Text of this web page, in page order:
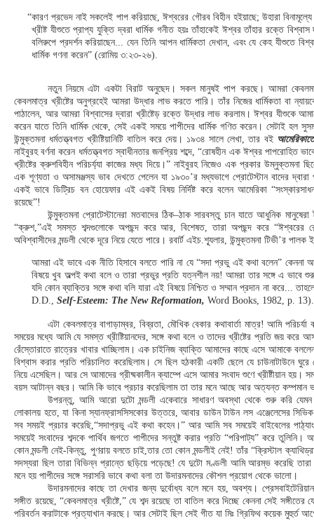
“কারণ প্রভেদ নাই সকলেই পাপ করিয়াছে, ঈশ্বরের গৌরব বিহীন হইয়াছে; উহারা
খ্রীষ্ট যীশুতে প্রাপ্য যুক্তি দ্বরা ধার্মিক গনীত হয়ঃ তাঁহাকেই ঈশ্বর তাঁহার রক্তে বিশ্বাস
বলিরুপে প্রদর্শন করিয়াছেন... যেন তিনি আপন ধার্মিকতা দেখান, এবং যে কেহ যীশুতে
ধার্মিক গণনা করেন” (রোমিয় ৩:২৩-২৬).
নতুন নিয়মে এটা একটা বিরাট অনুছেদ। সকল মানুষই পাপ করছে। আমরা
কেবলমাত্র খ্রীষ্টের অনুগ্রহেই আমরা উদ্ধার লাভ করতে পারি। তাঁর নিজের ধার্মিকতা বা
পাঠালেন, আর আমরা বিশ্বাসের দ্বারা খ্রীষ্টেড় রক্তে উদ্ধার লাভ করলাম। ঈশ্বর যীশুকে
করেন যাতে তিনি ধার্মিক থেকে, সেই একই সময়ে পাপীদের ধার্মিক গণিত করেন। সেটাই হল
উন্মুক্তমনা ধর্মতত্ত্বগত খ্রীষ্টিয়ানিটি বাতিল করে দেয়। ১৯৩৪ সালে লেখা, তার বই
নাইবুরহ বর্ণনা করেন ধর্মতত্ত্বগত স্বাধীনতার জনপ্রিয় শব্দে, “রোষহীন এক ঈশ্বর পাপরোহিত
খ্রীষ্টের ক্রুশবিহীন পরিচর্য্যা কাজের মধ্য দিয়ে।” নাইবুরহ নিজেও এক প্রকার উম্নুক্তমনা
এক শূণ্যতা ও অসামঞ্জস্য ভাব দেখতে পেলেন যা ১৯৩০’র মধ্যভাগে প্রোটেস্টান বাদের
একই ভাবে ডিট্রিচ বন হোয়েফার এই একই বিষয় নির্দিষ্ট করে বলেন আমেরিকা
রয়েছে”!
উন্মুক্তমনা প্রোটেস্টানেরা মতবাদের ঠিক–ঠাক সারবস্তু চান যাতে আধুনিক
“ক্রুশ,”এই সমস্ত শব্দগুলোকে অপছন্দ করে আর, বিশেষত, তারা অপছন্দ করে “ঈশ্বরের
অবিশ্বাসীদের মন্ডলী থেকে দূরে নিয়ে যেতে পারে। রবার্ট এইচ.শ্যূলার, উন্মুক্তমনা টিভী’র পালক
আমরা এই ভাবে এক নীতি হিসাবে বলতে পারি না যে “সদা প্রভু এই কথা বলেন” কেননা
বিষয়ে খুব অল্পই কথা বলে ও তারা প্রভুর প্রতি যত্নশীল নয়! আমরা তার সঙ্গে এ ভাবে
যদি কোন ব্যাক্তির সঙ্গে কথা বলি যারা এই বিষয়ে নিশ্চিত ও সম্মান প্রদান না করে...
D.D., Self-Esteem: The New Reformation, Word Books, 1982, p. 13).
এটা কেবলমাত্র বাগাড়াম্বর, বিব্রতা, মৌখিক বেকার কথাবার্তা মাত্র! আমি
সময়ের মধ্যে আমি যে সমস্ত খ্রীষ্টিয়ানদের, সঙ্গে কথা বলে ও তাদের খ্রীষ্টের প্রতি জয়
রেঁস্তোরাতে রাত্রের খাবার খাচ্ছিলাম। এক চাইনিজ ব্যাক্তি আমাদের কাছে এসে আমাকে
বিশ্বাস করার প্রতি পরিচালিত করেছিলাম। সে ছিল হঠকারী একটি ছেলে যে চাউনাটাউনে
নিয়ে এসেছিল। আর সে আমাদের গ্রীষ্মকালীন ক্যাম্পে এসে আমার সংবাদ শুণে খ্রীষ্টীয়ান হয়।
বয়স আটান্ন বছর। আমি কি ভাবে প্রচার করেছিলাম তা তার মনে আছে আর অত্যন্ত কম্পমান
উপরন্তু, আমি আরো দুটো মন্ডলী একেবারে সাধারণ অবস্থা থেকে শুরু করি যেমন
লোকালয় হতে, যা কিনা স্যানফ্রাসসিসকোর উত্তরে, আবার ডাউন টাউন লস এঞ্জেলেসের
সব সময়ই প্রচার করেছি,“সদাপ্রভু এই কথা কহেন।” আর আমি সব সময়েই বাইবেলের
সময়েই সংবাদের শব্দকে পার্থিব জগতে পাপীদের সন্তুষ্ট করার প্রতি “পরিপাট্য” করে
কোন মন্ডলী নেই-কিন্তু, পুণরায় বলতে চাই,তার তো কোন মন্ডলীই নেই! তাঁর “ক্রিস্টাল
সদস্যরা ছিল তারা বিভিন্ন প্রান্তে ছড়িয়ে পড়েছে! যে দুটো মণ্ডলী আমি আরম্ভ করেছি
মনে হয় পাপীদের সঙ্গে সরাসরি ভাবে কথা বলা তা উদারমনাদের কৌশল প্রয়োগ থেকে ভালো।
উদারমনাদের কাছে তা দেখার জন্য দুর্বোধ্য বলে মনে হয়, অবশ্য।
সঙ্গীত রয়েছে, “কেবলমাত্র খ্রীষ্টে,” যে শব্দ রয়েছে তা বাতিল করে দিচ্ছে কেননা সেই সঙ্গীতের
পরিবর্তন করাটাকে প্রত্যাখান করছে। আর সেটাই ছিল সেই গীত যা মিঃ গ্রিফিথ কয়েক মুহুর্ত